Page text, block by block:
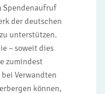
Spendenaufruf
der deutschen
unterstützen.
– soweit dies
zumindest
Verwandten
können,